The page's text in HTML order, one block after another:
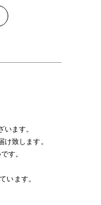
ます。
致します。
す。
います。